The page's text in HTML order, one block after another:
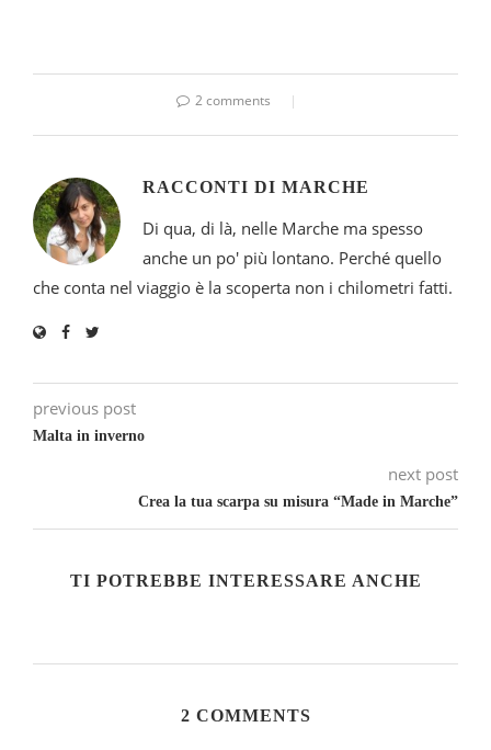
2 comments
RACCONTI DI MARCHE
Di qua, di là, nelle Marche ma spesso
anche un po' più lontano. Perché quello
che conta nel viaggio è la scoperta non i chilometri fatti.
previous post
Malta in inverno
next post
Crea la tua scarpa su misura “Made in Marche”
TI POTREBBE INTERESSARE ANCHE
2 COMMENTS